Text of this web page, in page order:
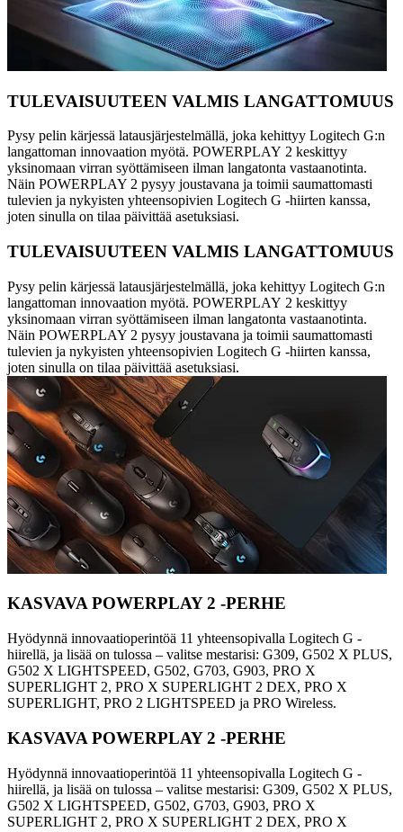
TULEVAISUUTEEN VALMIS LANGATTOMUUS
Pysy pelin kärjessä latausjärjestelmällä, joka kehittyy Logitech G:n
langattoman innovaation myötä. POWERPLAY 2 keskittyy
yksinomaan virran syöttämiseen ilman langatonta vastaanotinta.
Näin POWERPLAY 2 pysyy joustavana ja toimii saumattomasti
tulevien ja nykyisten yhteensopivien Logitech G -hiirten kanssa,
joten sinulla on tilaa päivittää asetuksiasi.
TULEVAISUUTEEN VALMIS LANGATTOMUUS
Pysy pelin kärjessä latausjärjestelmällä, joka kehittyy Logitech G:n
langattoman innovaation myötä. POWERPLAY 2 keskittyy
yksinomaan virran syöttämiseen ilman langatonta vastaanotinta.
Näin POWERPLAY 2 pysyy joustavana ja toimii saumattomasti
tulevien ja nykyisten yhteensopivien Logitech G -hiirten kanssa,
joten sinulla on tilaa päivittää asetuksiasi.
KASVAVA POWERPLAY 2 -PERHE
Hyödynnä innovaatioperintöä 11 yhteensopivalla Logitech G -
hiirellä, ja lisää on tulossa – valitse mestarisi: G309, G502 X PLUS,
G502 X LIGHTSPEED, G502, G703, G903, PRO X
SUPERLIGHT 2, PRO X SUPERLIGHT 2 DEX, PRO X
SUPERLIGHT, PRO 2 LIGHTSPEED ja PRO Wireless.
KASVAVA POWERPLAY 2 -PERHE
Hyödynnä innovaatioperintöä 11 yhteensopivalla Logitech G -
hiirellä, ja lisää on tulossa – valitse mestarisi: G309, G502 X PLUS,
G502 X LIGHTSPEED, G502, G703, G903, PRO X
SUPERLIGHT 2, PRO X SUPERLIGHT 2 DEX, PRO X